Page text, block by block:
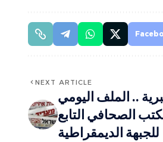
NEXT ARTICLE
.. الملف اليومي
الصحافي التابع
للجبهة الديمقراطية